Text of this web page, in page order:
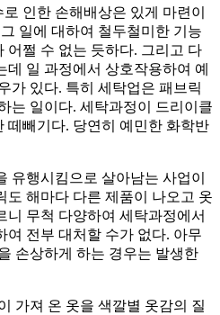
인한 손해배상은 있게 마련이
일에 대하여 철두철미한 기능
어쩔 수 없는 듯하다. 그리고 다
일 과정에서 상호작용하여 예
가 있다. 특히 세탁업은 패브릭
는 일이다. 세탁과정이 드리이클
떼빼기다. 당연히 예민한 화학반
유행시킴으로 살아남는 사업이
도 해마다 다른 제품이 나오고 옷
니 무척 다양하여 세탁과정에서
여 전부 대처할 수가 없다. 아무
손상하게 하는 경우는 발생한
가져 온 옷을 색깔별 옷감의 질